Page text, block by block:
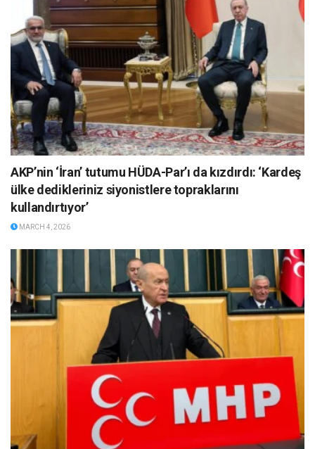
AKP’nin ‘İran’ tutumu HÜDA-Par’ı da kızdırdı: ‘Kardeş
ülke dedikleriniz siyonistlere topraklarını
kullandırtıyor’
MARCH 4, 2026